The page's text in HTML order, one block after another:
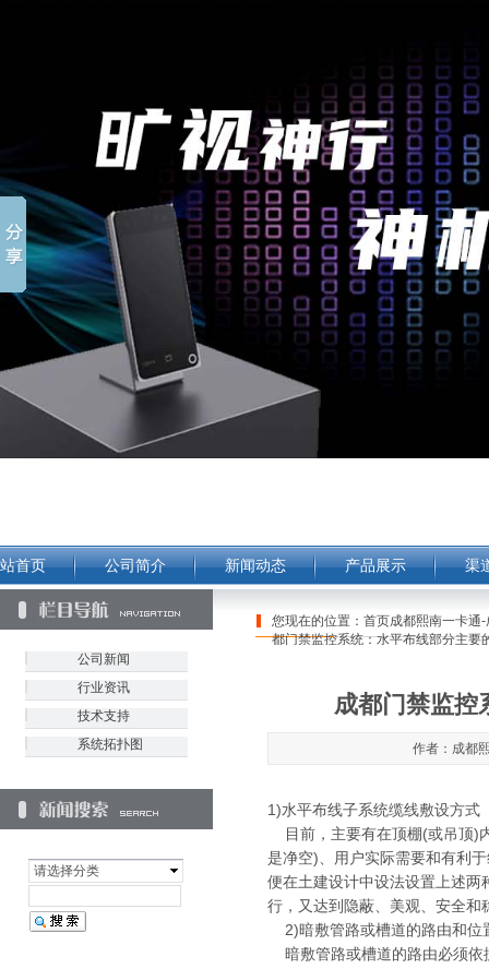
首页 公司简介 新闻动态 产品展示 渠
您现在的位置： 首页成都熙南一卡通
都门禁监控系统：水平布线部分主要
请选择分类
公司新闻
行业资讯
技术支持
系统拓扑图
成都门禁监控
作者：成都
1)水平布线子系统缆线敷设方式
目前，主要有在顶棚(或吊顶)
是净空)、用户实际需要和有利
便在土建设计中设法设置上述
行，又达到隐蔽、美观、安全
2)暗敷管路或槽道的路由和位
暗敷管路或槽道的路由必须依